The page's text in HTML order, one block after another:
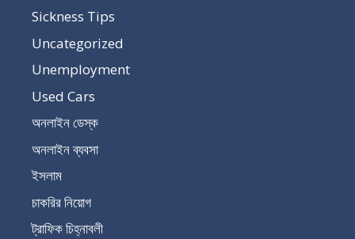
Sickness Tips
Uncategorized
Unemployment
Used Cars
অনলাইন ডেস্ক
অনলাইন ব্যবসা
ইসলাম
চাকরির নিয়োগ
ট্রাফিক চিহ্নাবলী